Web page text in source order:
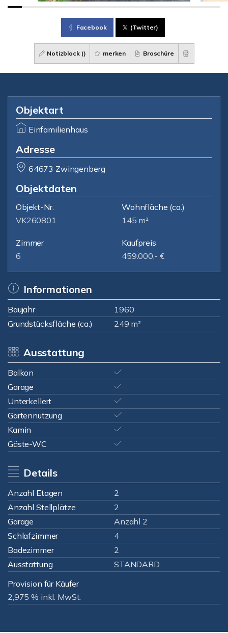
Facebook (Twitter)
Notizblock () merken Broschüre
Objektart
Einfamilienhaus
Adresse
64673 Zwingenberg
Objektdaten
Objekt-Nr.
VK260801
Wohnfläche (ca.)
145 m²
Zimmer
6
Kaufpreis
459.000,- €
Informationen
Baujahr
1960
Grundstücksfläche (ca.)
249 m²
Ausstattung
Balkon
Garage
Unterkellert
Gartennutzung
Kamin
Gäste-WC
Details
Anzahl Etagen
2
Anzahl Stellplätze
2
Garage
Anzahl 2
Schlafzimmer
4
Badezimmer
2
Ausstattung
STANDARD
Provision für Käufer
2,975 % inkl. MwSt.